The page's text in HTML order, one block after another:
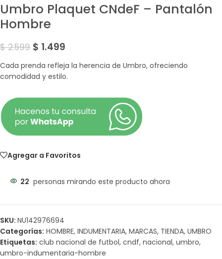
Umbro Plaquet CNdeF – Pantalón
Hombre
$2.599 $ 1.499
Cada prenda refleja la herencia de Umbro, ofreciendo
comodidad y estilo.
Agregar a Favoritos
22 personas mirando este producto ahora
SKU: NU142976694
Categorías: HOMBRE, INDUMENTARIA, MARCAS, TIENDA, UMBRO
Etiquetas: club nacional de futbol, cndf, nacional, umbro,
umbro-indumentaria-hombre